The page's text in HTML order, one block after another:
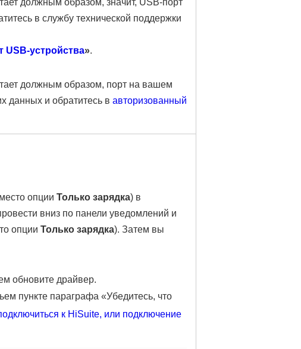
должным образом, значит, USB-порт
в службу технической поддержки
USB-устройства».
должным образом, порт на вашем
данных и обратитесь в авторизованный
опции Только зарядка) в
вниз по панели уведомлений и
опции Только зарядка). Затем вы
обновите драйвер.
пункте параграфа «Убедитесь, что
к HiSuite, или подключение